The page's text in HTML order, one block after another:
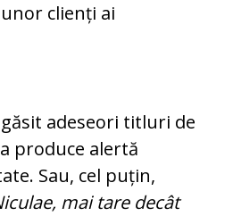
clienți ai
adeseori titluri de
produce alertă
Sau, cel puțin,
mai tare decât